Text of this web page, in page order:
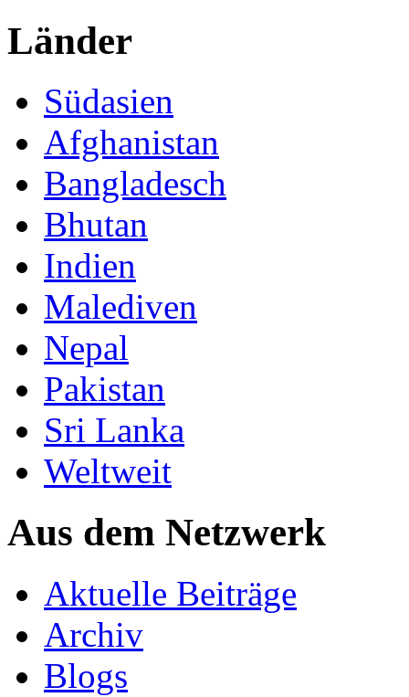
Länder
Südasien
Afghanistan
Bangladesch
Bhutan
Indien
Malediven
Nepal
Pakistan
Sri Lanka
Weltweit
Aus dem Netzwerk
Aktuelle Beiträge
Archiv
Blogs